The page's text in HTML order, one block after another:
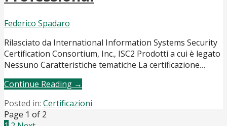
Federico Spadaro
Rilasciato da International Information Systems Security
Certification Consortium, Inc., ISC2 Prodotti a cui è legato
Nessuno Caratteristiche tematiche La certificazione…
Continue Reading →
Posted in: Certificazioni
Post
Page 1 of 2